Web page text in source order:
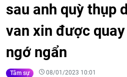
sau anh quỳ thụp
van xin được
ngớ ngẩn
Tâm sự 08/01/2023 10:01